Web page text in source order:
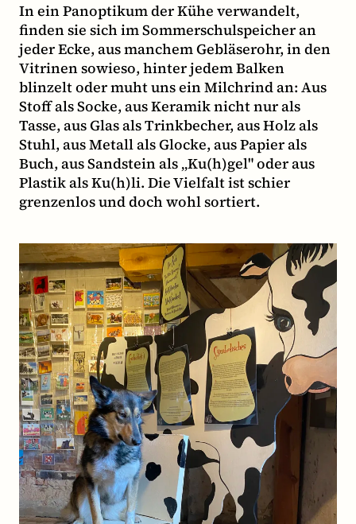
In ein Panoptikum der Kühe verwandelt,
finden sie sich im Sommerschulspeicher an
jeder Ecke, aus manchem Gebläserohr, in den
Vitrinen sowieso, hinter jedem Balken
blinzelt oder muht uns ein Milchrind an: Aus
Stoff als Socke, aus Keramik nicht nur als
Tasse, aus Glas als Trinkbecher, aus Holz als
Stuhl, aus Metall als Glocke, aus Papier als
Buch, aus Sandstein als „Ku(h)gel" oder aus
Plastik als Ku(h)li. Die Vielfalt ist schier
grenzenlos und doch wohl sortiert.